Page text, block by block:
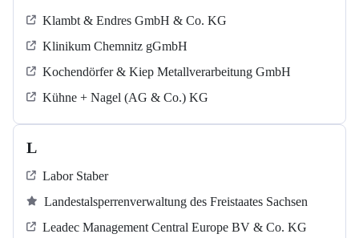
Klambt & Endres GmbH & Co. KG
Klinikum Chemnitz gGmbH
Kochendörfer & Kiep Metallverarbeitung GmbH
Kühne + Nagel (AG & Co.) KG
L
Labor Staber
Landestalsperrenverwaltung des Freistaates Sachsen
Leadec Management Central Europe BV & Co. KG